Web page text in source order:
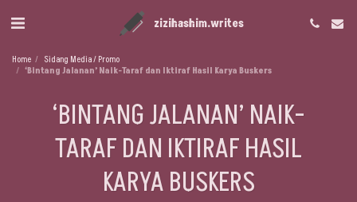
zizihashim.writes
Home
Sidang Media / Promo
‘Bintang Jalanan’ Naik-Taraf dan Iktiraf Hasil Karya Buskers
‘BINTANG JALANAN’ NAIK-
TARAF DAN IKTIRAF HASIL
KARYA BUSKERS